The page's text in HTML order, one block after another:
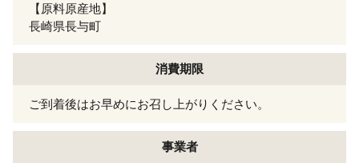
【原料原産地】
長崎県長与町
消費期限
ご到着後はお早めにお召し上がりください。
事業者